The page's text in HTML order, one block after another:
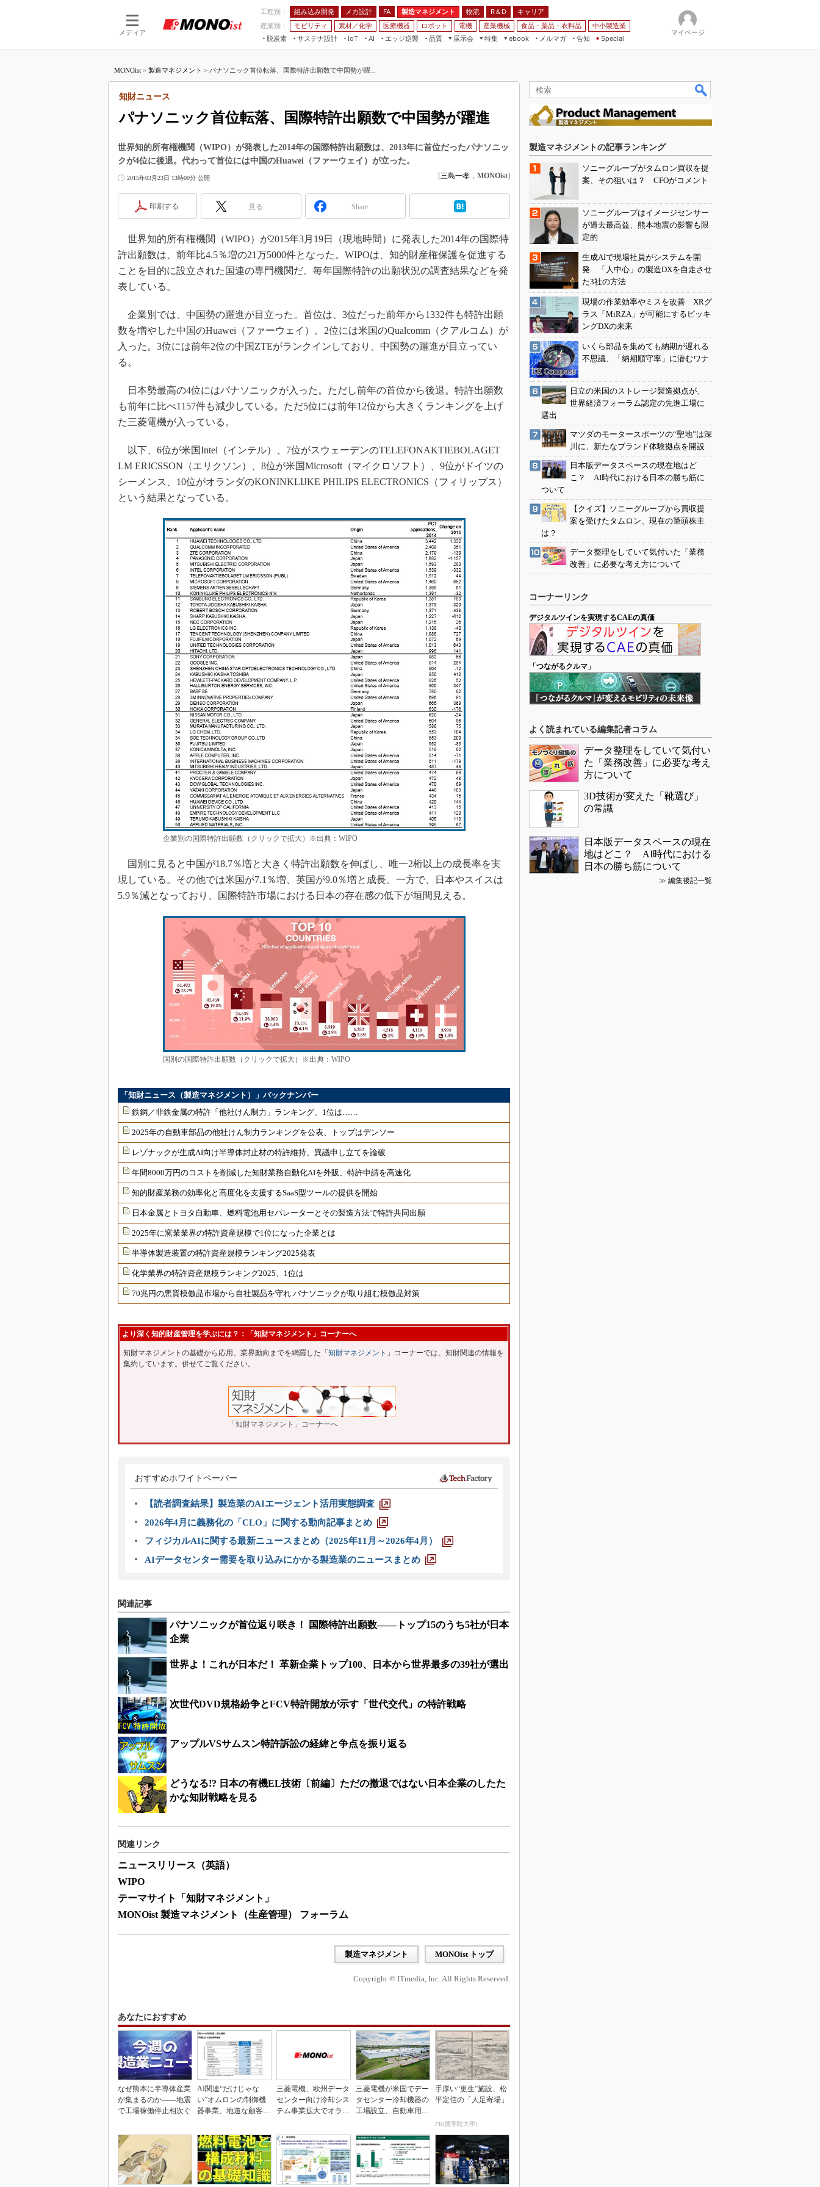
メディア
工程別： 組み込み開発 メカ設計 FA 製造マネジメント 物流 R＆D
キャリア
産業別：
モビリティ 素材／化学 医療機器 ロボット 電機 産業機械 食品・薬品・衣料品
中小製造業
脱炭素
サステナ設計
IoT
つながる工場
AI
AI×設備保全
エッジ逆襲 品質
展示会
JIMTOF
IIFES
ジャパンモビリティショー
人テク展
スマート工場EXPO
AUTOMOTIVE WORLD
特集
つながるクルマ
VR／AR
フィールドサービス
FPGA
組み込み画像技術
車載ソフト開発
ISO26262
無償設計ツール
3Dプリンタ
S＆OP
インダストリー4.0
イノベーション
メイドインジャパン
植物工場
海外生産
グローバル設計・開発
制御セキュリティ
ebook
素材／化学
メルマガ
告知 Special
マイページ
MONOist > 製造マネジメント > パナソニック首位転落、国際特許出願数で中国勢が躍...
パナソニック首位転落、国際特許出願数で中国勢が躍進
知財ニュース
世界知的所有権機関（WIPO）が発表した2014年の国際特許出願数は、2013年に首位だったパナソニッ
クが4位に後退。代わって首位には中国のHuawei（ファーウェイ）が立った。
2015年03月23日 13時00分 公開 [三島一孝 ， MONOist]
印刷する 見る Share
世界知的所有権機関（WIPO）が2015年3月19日（現地時間）に発表した2014年の国際特
許出願数は、前年比4.5％増の21万5000件となった。WIPOは、知的財産権保護を促進する
ことを目的に設立された国連の専門機関だ。毎年国際特許の出願状況の調査結果などを発
表している。
企業別では、中国勢の躍進が目立った。首位は、3位だった前年から1332件も特許出願
数を増やした中国のHuawei（ファーウェイ）。2位には米国のQualcomm（クアルコム）が
入った。3位には前年2位の中国ZTEがランクインしており、中国勢の躍進が目立ってい
る。
日本勢最高の4位にはパナソニックが入った。ただし前年の首位から後退。特許出願数
も前年に比べ1157件も減少している。ただ5位には前年12位から大きくランキングを上げ
た三菱電機が入っている。
以下、6位が米国Intel（インテル）、7位がスウェーデンのTELEFONAKTIEBOLAGET
LM ERICSSON（エリクソン）、8位が米国Microsoft（マイクロソフト）、9位がドイツの
シーメンス、10位がオランダのKONINKLIJKE PHILIPS ELECTRONICS（フィリップス）
という結果となっている。
企業別の国際特許出願数（クリックで拡大）※出典：WIPO
国別に見ると中国が18.7％増と大きく特許出願数を伸ばし、唯一2桁以上の成長率を実
現している。その他では米国が7.1％増、英国が9.0％増と成長。一方で、日本やスイスは
5.9％減となっており、国際特許市場における日本の存在感の低下が垣間見える。
国別の国際特許出願数（クリックで拡大）※出典：WIPO
「知財ニュース（製造マネジメント）」バックナンバー
鉄鋼／非鉄金属の特許「他社けん制力」ランキング、1位は……
2025年の自動車部品の他社けん制力ランキングを公表、トップはデンソー
レゾナックが生成AI向け半導体封止材の特許維持、異議申し立てを論破
年間8000万円のコストを削減した知財業務自動化AIを外販、特許申請を高速化
知的財産業務の効率化と高度化を支援するSaaS型ツールの提供を開始
日本金属とトヨタ自動車、燃料電池用セパレーターとその製造方法で特許共同出願
2025年に窯業業界の特許資産規模で1位になった企業とは
半導体製造装置の特許資産規模ランキング2025発表
化学業界の特許資産規模ランキング2025、1位は
70兆円の悪質模倣品市場から自社製品を守れ パナソニックが取り組む模倣品対策
より深く知的財産管理を学ぶには？：「知財マネジメント」コーナーへ
知財マネジメントの基礎から応用、業界動向までを網羅した「 知財マネジメント 」コーナーでは、知財関連の情報を
集約しています。併せてご覧ください。
「知財マネジメント」コーナーへ
おすすめホワイトペーパー
【読者調査結果】製造業のAIエージェント活用実態調査
2026年4月に義務化の「CLO」に関する動向記事まとめ
フィジカルAIに関する最新ニュースまとめ（2025年11月～2026年4月）
AIデータセンター需要を取り込みにかかる製造業のニュースまとめ
関連記事
パナソニックが首位返り咲き！ 国際特許出願数――トップ15のうち5社が日本
企業
世界よ！これが日本だ！ 革新企業トップ100、日本から世界最多の39社が選出
次世代DVD規格紛争とFCV特許開放が示す「世代交代」の特許戦略
アップルVSサムスン特許訴訟の経緯と争点を振り返る
どうなる!? 日本の有機EL技術〔前編〕ただの撤退ではない日本企業のしたた
かな知財戦略を見る
関連リンク
ニュースリリース（英語）
WIPO
テーマサイト「知財マネジメント」
MONOist 製造マネジメント（生産管理） フォーラム
製造マネジメント MONOist トップ
Copyright © ITmedia, Inc. All Rights Reserved.
あなたにおすすめ
なぜ熊本に半導体産業
が集まるのか――地震
で工場稼働停止相次ぐ
AI関連“だけじゃな
い”オムロンの制御機
器事業、地道な顧客基
三菱電機、欧州データ
センター向け冷却シス
テム事業拡大でオラン
三菱電機が米国でデー
タセンター冷却機器の
工場設立、自動車用電
手厚い“更生”施設、松
平定信の「人足寄場」
PR(國學院大學)
製造マネジメントの記事ランキング
ソニーグループがタムロン買収を提
案、その狙いは？ CFOがコメント
ソニーグループはイメージセンサー
が過去最高益、熊本地震の影響も限
定的
生成AIで現場社員がシステムを開
発 「人中心」の製造DXを自走させ
た3社の方法
現場の作業効率やミスを改善 XRグ
ラス「MiRZA」が可能にするピッキ
ングDXの未来
いくら部品を集めても納期が遅れる
不思議、「納期順守率」に潜むワナ
日立の米国のストレージ製造拠点が、
世界経済フォーラム認定の先進工場に
選出
マツダのモータースポーツの“聖地”は深
川に、新たなブランド体験拠点を開設
日本版データスペースの現在地はど
こ？ AI時代における日本の勝ち筋に
ついて
【クイズ】ソニーグループから買収提
案を受けたタムロン、現在の筆頭株主
は？
データ整理をしていて気付いた「業務
改善」に必要な考え方について
コーナーリンク
デジタルツインを実現するCAEの真価
「つながるクルマ」
よく読まれている編集記者コラム
データ整理をしていて気付い
た「業務改善」に必要な考え
方について
3D技術が変えた「靴選び」
の常識
日本版データスペースの現在
地はどこ？ AI時代における
日本の勝ち筋について
≫ 編集後記一覧